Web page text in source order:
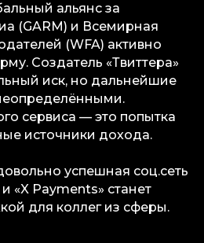
альянс за
(GARM) и Всемирная
(WFA) активно
Создатель «Твиттера»
иск, но дальнейшие
сервиса — это попытка
источники дохода.
успешная соц.сеть
«X Payments» станет
для коллег из сферы.
можем быть
от новостей
разборов